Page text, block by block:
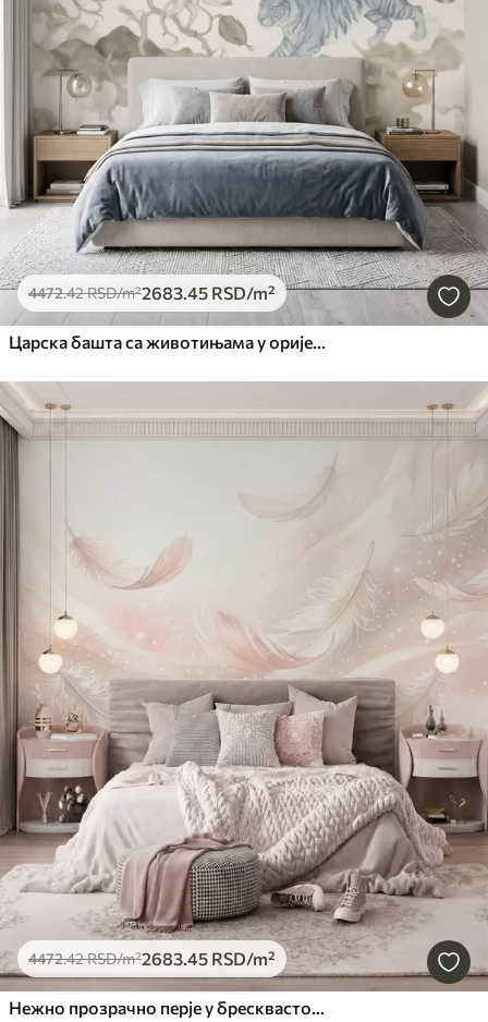
4472.42RSD/m²2683.45 RSD/m²
Царска башта са животињама у оријенталном стилу — мајмуном, леопардом, тигром, пауном и чапљом
4472.42RSD/m²2683.45 RSD/m²
Нежно прозрачно перје у бресквасто-ружичастој измаглици са сјајем